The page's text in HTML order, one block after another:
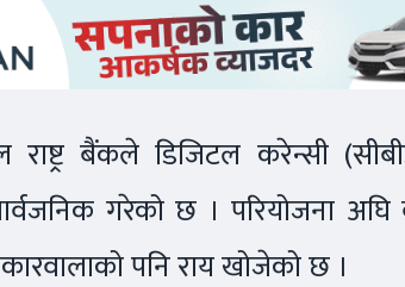
बैंकले डिजिटल करेन्सी
गरेको छ । परियोजना
पनि राय खोजेको छ ।